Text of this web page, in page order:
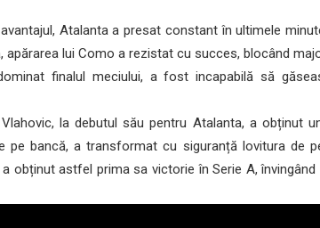
Atalanta a presat constant în ultimele
apărarea lui Como a rezistat cu succes, blocând
finalul meciului, a fost incapabilă să
la debutul său pentru Atalanta, a obținut
pe bancă, a transformat cu siguranță lovitura de
obținut astfel prima sa victorie în Serie A,